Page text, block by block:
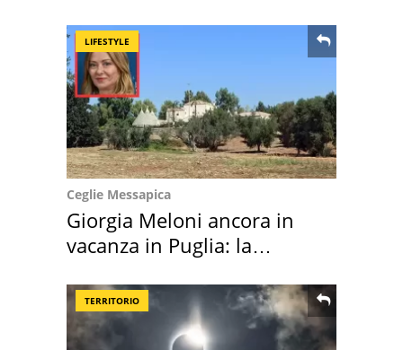
LIFESTYLE
Ceglie Messapica
Giorgia Meloni ancora in
vacanza in Puglia: la
TERRITORIO